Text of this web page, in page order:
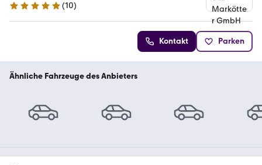
5 Sterne
(10)
Kontakt Parken
Ähnliche Fahrzeuge des Anbieters